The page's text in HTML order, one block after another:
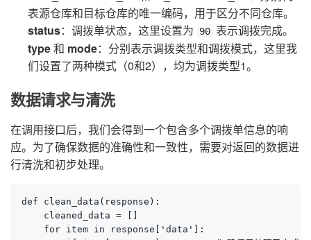
表源仓库和目标仓库的唯一编码，用于区分不同仓库。
status：调拨单状态，这里设置为 90 表示调拨完成。
type和 mode：分别表示调拨类型和调拨模式，这里我
们设置了两种模式（0和2），均为调拨类型1。
数据请求与清洗
在调用接口后，我们会得到一个包含多个调拨单信息的响
应。为了确保数据的准确性和一致性，需要对返回的数据进
行清洗和初步处理。
def clean_data(response):
    cleaned_data = []
    for item in response['data']: